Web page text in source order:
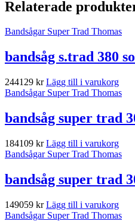
Relaterade
Bandsågar Super Trad Thomas
bandsåg s.trad 380
244129 kr Lägg till i varukorg
Bandsågar Super Trad Thomas
bandsåg super trad
184109 kr Lägg till i varukorg
Bandsågar Super Trad Thomas
bandsåg super trad
149059 kr Lägg till i varukorg
Bandsågar Super Trad Thomas